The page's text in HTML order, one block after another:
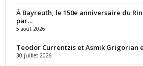
À Bayreuth, le 150e anniversaire du
par…
5 août 2026
Teodor Currentzis et Asmik Grigorian
30 juillet 2026